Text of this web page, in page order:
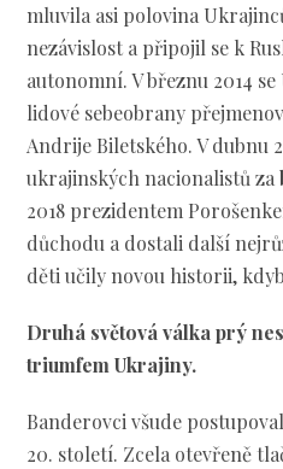
mluvila asi polovina
nezávislost a připojil se k
autonomní. V březnu 2014
lidové sebeobrany
Andrije Biletského. V dubnu
ukrajinských nacionalistů za
2018 prezidentem
důchodu a dostali další
děti učily novou historii,
Druhá světová válka prý
triumfem Ukrajiny.
Banderovci všude
20. století. Zcela otevřeně